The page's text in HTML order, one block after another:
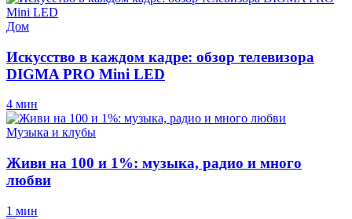
Дом
Искусство в каждом кадре: обзор телевизора
DIGMA PRO Mini LED
4 мин
Музыка и клубы
Живи на 100 и 1%: музыка, радио и много
любви
1 мин